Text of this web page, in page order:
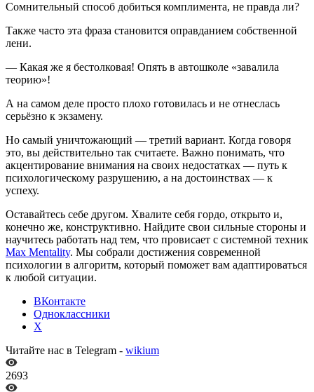
Сомнительный способ добиться комплимента, не правда ли?
Также часто эта фраза становится оправданием собственной
лени.
— Какая же я бестолковая! Опять в автошколе «завалила
теорию»!
А на самом деле просто плохо готовилась и не отнеслась
серьёзно к экзамену.
Но самый уничтожающий — третий вариант. Когда говоря
это, вы действительно так считаете. Важно понимать, что
акцентирование внимания на своих недостатках — путь к
психологическому разрушению, а на достоинствах — к
успеху.
Оставайтесь себе другом. Хвалите себя гордо, открыто и,
конечно же, конструктивно. Найдите свои сильные стороны и
научитесь работать над тем, что провисает с системной техник
Max Mentality. Мы собрали достижения современной
психологии в алгоритм, который поможет вам адаптироваться
к любой ситуации.
ВКонтакте
Одноклассники
X
Читайте нас в Telegram - wikium
2693